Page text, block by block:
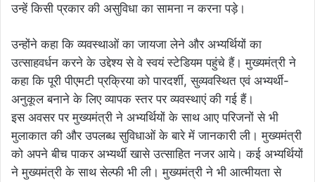
उन्हें किसी प्रकार की असुविधा का सामना न करना पड़े।
उन्होंने कहा कि व्यवस्थाओं का जायजा लेने और अभ्यर्थियों का
उत्साहवर्धन करने के उद्देश्य से वे स्वयं स्टेडियम पहुंचे हैं। मुख्यमंत्री ने
कहा कि पूरी पीएमटी प्रक्रिया को पारदर्शी, सुव्यवस्थित एवं अभ्यर्थी-
अनुकूल बनाने के लिए व्यापक स्तर पर व्यवस्थाएं की गई हैं।
इस अवसर पर मुख्यमंत्री ने अभ्यर्थियों के साथ आए परिजनों से भी
मुलाकात की और उपलब्ध सुविधाओं के बारे में जानकारी ली। मुख्यमंत्री
को अपने बीच पाकर अभ्यर्थी खासे उत्साहित नजर आये। कई अभ्यर्थियों
ने मुख्यमंत्री के साथ सेल्फी भी ली। मुख्यमंत्री ने भी आत्मीयता से